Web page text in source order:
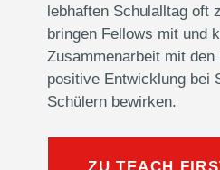
lebhaften Schulalltag oft
bringen Fellows mit und
Zusammenarbeit mit
positive Entwicklung bei
Schülern bewirken.
ZU TEACH